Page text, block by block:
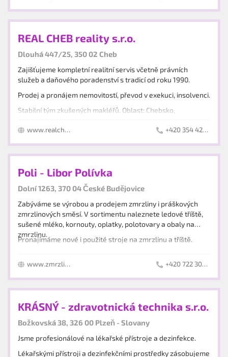
REAL CHEB reality s.r.o.
Dlouhá 447/25, 350 02 Cheb
Zajišťujeme kompletní realitní servis včetně právních
služeb a daňového poradenství s tradicí od roku 1990.
Prodej a pronájem nemovitostí, převod v exekuci, insolvenci.
Stabilní tým zkušených makléřů. Oblast: Chebsko,
www.realcheb.cz +420 354 422 075
Poli - Libor Polívka
Dolní 1263, 370 04 České Budějovice
Zabýváme se výrobou a prodejem zmrzliny i práškových
zmrzlinových směsí. V sortimentu naleznete ledové tříště,
sušené mléko, kornouty, oplatky, polotovary a obaly na
zmrzlinu.
Pronajímáme nové i použité stroje na zmrzlinu a tříště.
www.zmrzlinapoli.cz +420 722 302 010
KRÁSNÝ - zdravotnická technika s.r.o.
Božkovská 38, 326 00 Plzeň - Slovany
Jsme profesionálové na lékařské přístroje a dezinfekce.
Lékařskými přístroji a dezinfekčními prostředky zásobujeme